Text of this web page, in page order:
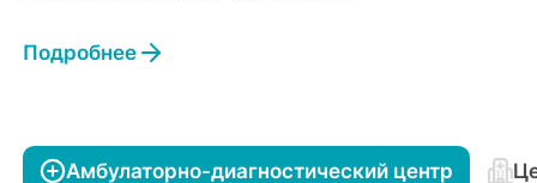
Подробнее
Амбулаторно-диагностический центр